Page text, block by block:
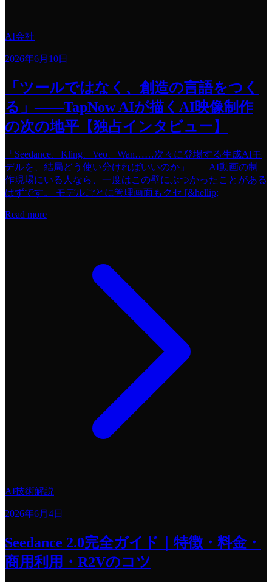
AI会社
2026年6月10日
「ツールではなく、創造の言語をつく
る」——TapNow AIが描くAI映像制作
の次の地平【独占インタビュー】
「Seedance、Kling、Veo、Wan……次々に登場する生成AIモ
デルを、結局どう使い分ければいいのか」——AI動画の制
作現場にいる人なら、一度はこの壁にぶつかったことがある
はずです。 モデルごとに管理画面もクセ [&hellip;
Read more
AI技術解説
2026年6月4日
Seedance 2.0完全ガイド｜特徴・料金・
商用利用・R2Vのコツ